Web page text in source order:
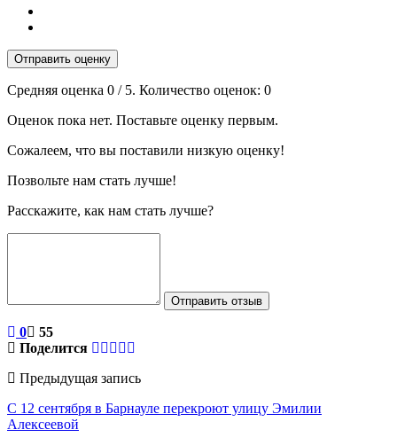
Отправить оценку
Средняя оценка 0 / 5. Количество оценок: 0
Оценок пока нет. Поставьте оценку первым.
Сожалеем, что вы поставили низкую оценку!
Позвольте нам стать лучше!
Расскажите, как нам стать лучше?
Отправить отзыв
0
55
Поделится
Предыдущая запись
С 12 сентября в Барнауле перекроют улицу Эмилии
Алексеевой